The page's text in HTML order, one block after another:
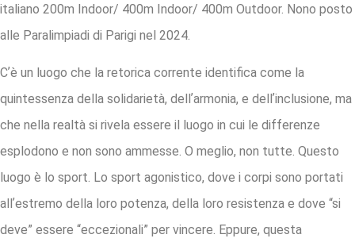
italiano 200m Indoor/ 400m Indoor/ 400m Outdoor. Nono posto
alle Paralimpiadi di Parigi nel 2024.
Cʼè un luogo che la retorica corrente identifica come la
quintessenza della solidarietà, dellʼarmonia, e dellʼinclusione, ma
che nella realtà si rivela essere il luogo in cui le differenze
esplodono e non sono ammesse. O meglio, non tutte. Questo
luogo è lo sport. Lo sport agonistico, dove i corpi sono portati
allʼestremo della loro potenza, della loro resistenza e dove “si
deve” essere “eccezionali” per vincere. Eppure, questa